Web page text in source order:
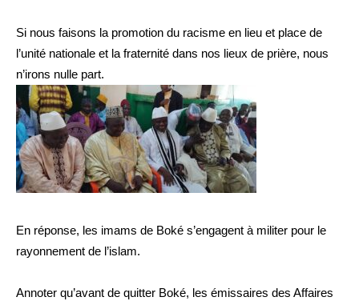
Si nous faisons la promotion du racisme en lieu et place de
l’unité nationale et la fraternité dans nos lieux de prière, nous
n’irons nulle part.
En réponse, les imams de Boké s’engagent à militer pour le
rayonnement de l’islam.
Annoter qu’avant de quitter Boké, les émissaires des Affaires